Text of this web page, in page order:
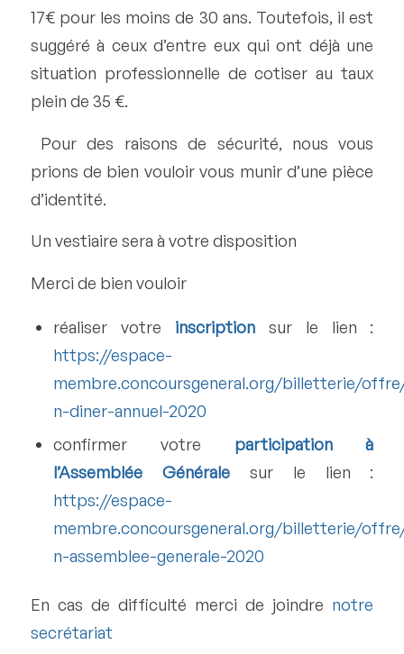
17€ pour les moins de 30 ans. Toutefois, il est
suggéré à ceux d’entre eux qui ont déjà une
situation professionnelle de cotiser au taux
plein de 35 €.
Pour des raisons de sécurité, nous vous
prions de bien vouloir vous munir d’une pièce
d’identité.
Un vestiaire sera à votre disposition
Merci de bien vouloir
réaliser votre inscriptionsur le lien :
https://espace-
membre.concoursgeneral.org/billetterie/
n-diner-annuel-2020
confirmer votre participation à
l’Assemblée Généralesur le lien :
https://espace-
membre.concoursgeneral.org/billetterie/
n-assemblee-generale-2020
En cas de difficulté merci de joindre notre
secrétariat